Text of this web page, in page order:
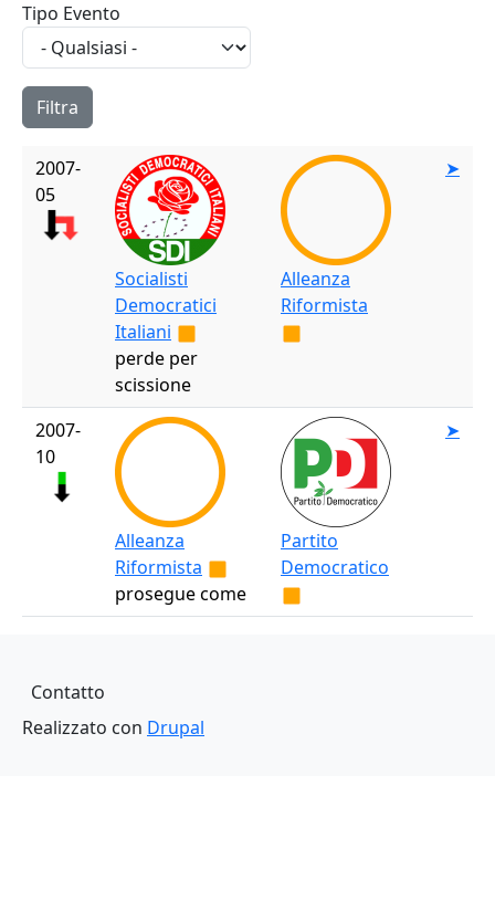
Tipo Evento
2007-
05
Socialisti
Democratici
Italiani
perde per
scissione
Alleanza
Riformista
➤
2007-
10
Alleanza
Riformista
prosegue come
Partito
Democratico
➤
Piè di pagina
Contatto
Realizzato con Drupal